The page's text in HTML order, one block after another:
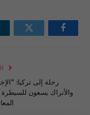
فيسبوك تويتر
رحلة إلى تركيا:
والأتراك يسعون